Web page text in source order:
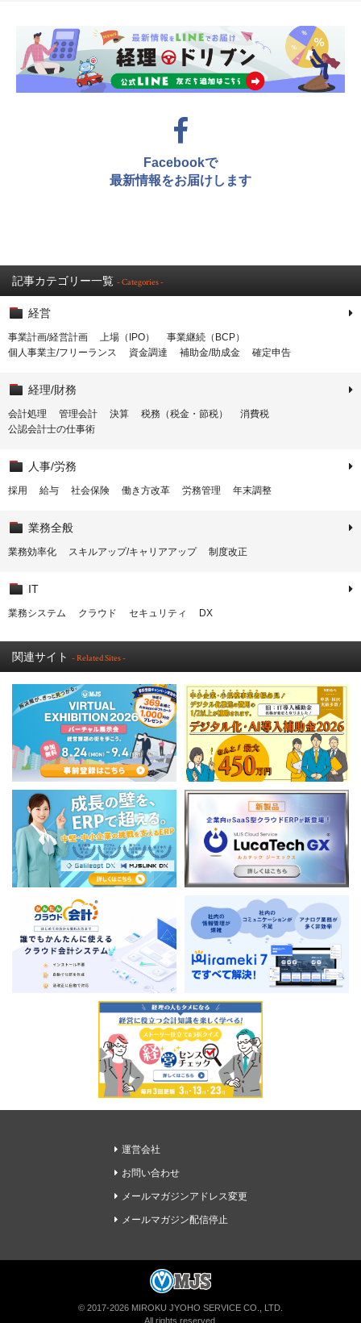
Facebookで
最新情報をお届けします
記事カテゴリー一覧 - Categories -
経営
事業計画/経営計画 上場（IPO）
事業継続（BCP）
個人事業主/フリーランス
資金調達 補助金/助成金 確定申告
経理/財務
会計処理 管理会計 決算 税務（税金・節税）
消費税
公認会計士の仕事術
人事/労務
採用 給与 社会保険 働き方改革 労務管理 年末調整
業務全般
業務効率化 スキルアップ/キャリアアップ 制度改正
IT
業務システム クラウド セキュリティ DX
関連サイト - Related Sites -
運営会社
お問い合わせ
メールマガジンアドレス変更
メールマガジン配信停止
© 2017-2026 MIROKU JYOHO SERVICE CO., LTD.
All rights reserved.
経理ドリブンの無料メルマガに登録